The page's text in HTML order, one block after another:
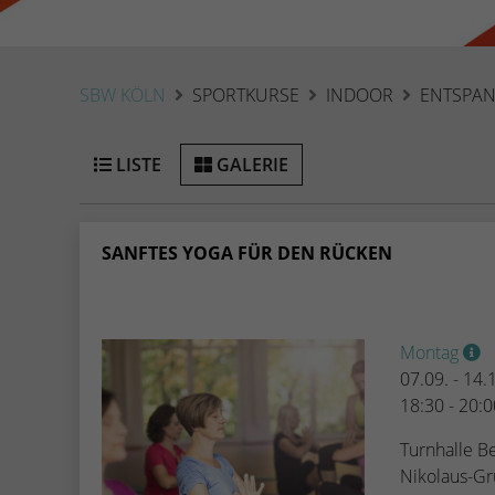
SBW KÖLN SPORTKURSE INDOOR
LISTE GALERIE
SANFTES YOGA FÜR DEN RÜCKEN
Montag
07.09. -
18:30 -
Turnhalle
Nikolaus-